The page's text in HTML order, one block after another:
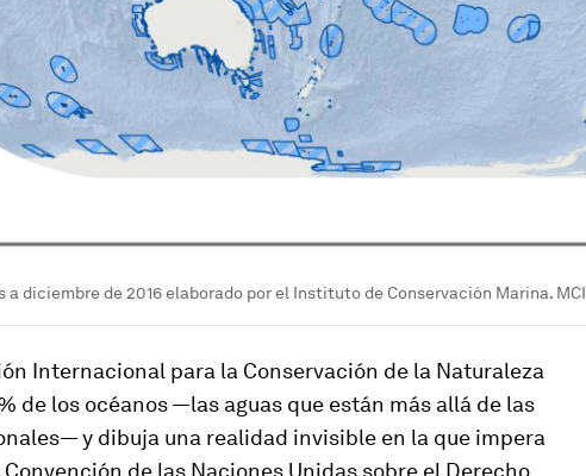
a diciembre de 2016 elaborado por el Instituto de Conservación Marina. MCI
Internacional para la Conservación de la Naturaleza
de los océanos —las aguas que están más allá de las
y dibuja una realidad invisible en la que impera
Convención de las Naciones Unidas sobre el Derecho